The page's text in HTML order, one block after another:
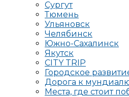
Сургут
Тюмень
Ульяновск
Челябинск
Южно-Сахалинск
Якутск
CITY TRIP
Городское
Дорога к
Места, где стоит